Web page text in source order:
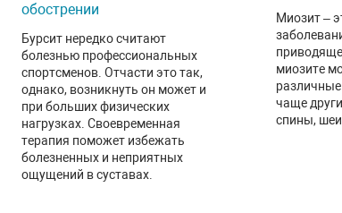
обострении
Бурсит нередко считают
болезнью профессиональных
спортсменов. Отчасти это так,
однако, возникнуть он может и
при больших физических
нагрузках. Своевременная
терапия поможет избежать
болезненных и неприятных
ощущений в суставах.
Миозит –
миозите
чаще
спины,